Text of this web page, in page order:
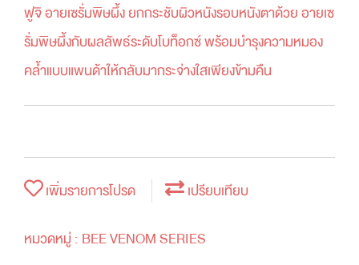
ฟูจิ อายเซรั่มพิษผึ้ง ยกกระชับผิวหนังรอบหนังตาด้วย อายเซ
รั่มพิษผึ้งกับผลลัพธ์ระดับโบท็อกซ์ พร้อมบำรุงความหมอง
คล้ำแบบแพนด้าให้กลับมากระจ่างใสเพียงข้ามคืน
เพิ่มรายการโปรด เปรียบเทียบ
หมวดหมู่ : BEE VENOM SERIES